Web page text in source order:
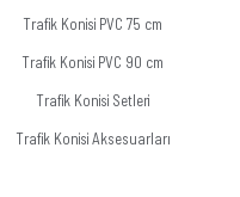
Trafik Konisi PVC 75 cm
Trafik Konisi PVC 90 cm
Trafik Konisi Setleri
Trafik Konisi Aksesuarları